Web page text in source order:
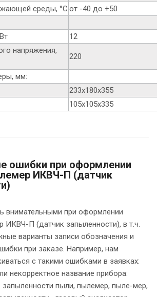
среды, °С от -40 до +50
12
напряжения,
220
мм:
233х180х355
105х105х335
ошибки при оформлении
ИКВЧ-П (датчик
внимательными при оформлении
ИКВЧ-П (датчик запыленности), в т.ч.
варианты записи обозначения и
при заказе. Например, нам
с такими ошибками в заявках:
некорректное название прибора:
запыленности пыли, пылемер, пыле-мер,